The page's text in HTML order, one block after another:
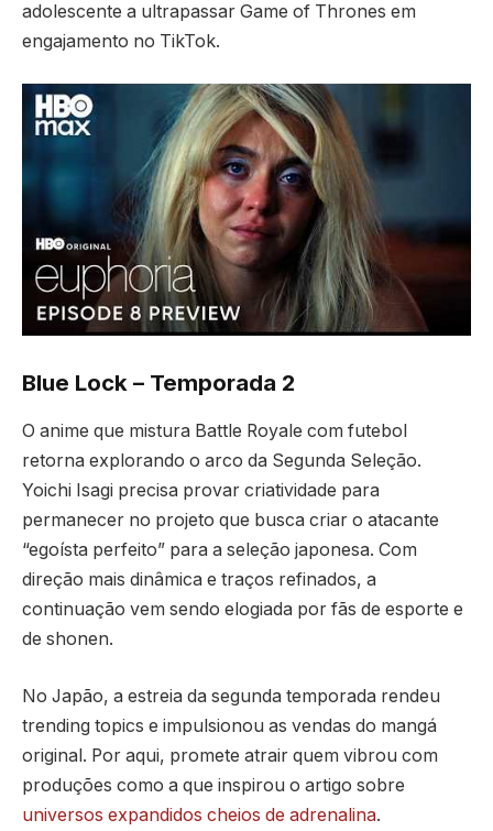
adolescente a ultrapassar Game of Thrones em
engajamento no TikTok.
Blue Lock – Temporada 2
O anime que mistura Battle Royale com futebol
retorna explorando o arco da Segunda Seleção.
Yoichi Isagi precisa provar criatividade para
permanecer no projeto que busca criar o atacante
“egoísta perfeito” para a seleção japonesa. Com
direção mais dinâmica e traços refinados, a
continuação vem sendo elogiada por fãs de esporte e
de shonen.
No Japão, a estreia da segunda temporada rendeu
trending topics e impulsionou as vendas do mangá
original. Por aqui, promete atrair quem vibrou com
produções como a que inspirou o artigo sobre
universos expandidos cheios de adrenalina.